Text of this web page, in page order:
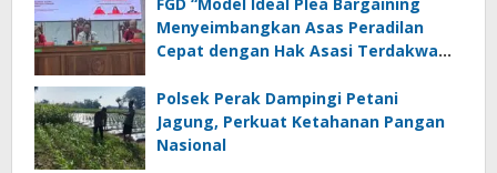
Menyeimbangkan Asas Peradilan
Cepat dengan Hak Asasi Terdakwa
Polsek Perak Dampingi Petani
Jagung, Perkuat Ketahanan Pangan
Nasional